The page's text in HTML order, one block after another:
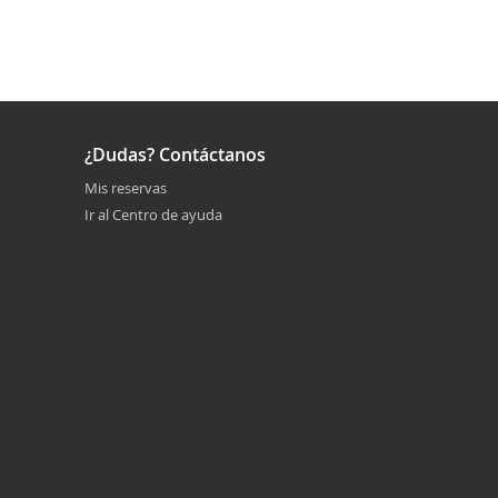
¿Dudas? Contáctanos
Mis reservas
Ir al Centro de ayuda